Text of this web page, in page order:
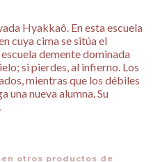
Hyakkaô. En esta escuela
cuya cima se sitúa el
demente dominada
si pierdes, al infierno. Los
mientras que los débiles
una nueva alumna. Su
otros productos de